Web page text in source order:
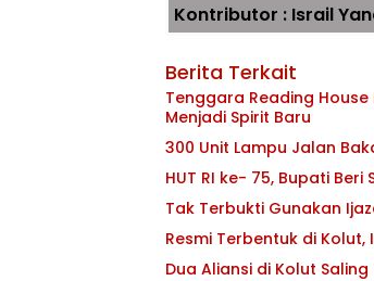
Kontributor : Israil
Berita Terkait
Tenggara Reading House
Menjadi Spirit Baru
300 Unit Lampu Jalan
HUT RI ke- 75, Bupati
Tak Terbukti Gunakan
Resmi Terbentuk di Kolut,